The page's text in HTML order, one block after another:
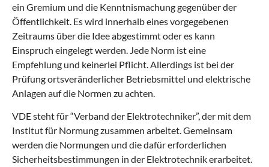
ein Gremium und die Kenntnismachung gegenüber der
Öffentlichkeit. Es wird innerhalb eines vorgegebenen
Zeitraums über die Idee abgestimmt oder es kann
Einspruch eingelegt werden. Jede Norm ist eine
Empfehlung und keinerlei Pflicht. Allerdings ist bei der
Prüfung ortsveränderlicher Betriebsmittel und elektrische
Anlagen auf die Normen zu achten.
VDE steht für “Verband der Elektrotechniker”, der mit dem
Institut für Normung zusammen arbeitet. Gemeinsam
werden die Normungen und die dafür erforderlichen
Sicherheitsbestimmungen in der Elektrotechnik erarbeitet.